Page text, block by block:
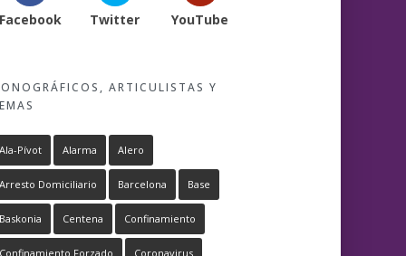
Facebook Twitter YouTube
ARTICULISTAS Y
Ala-Pívot Alarma Alero
Arresto Domiciliario Barcelona Base
Baskonia Centena Confinamiento
Confinamiento Forzado Coronavirus